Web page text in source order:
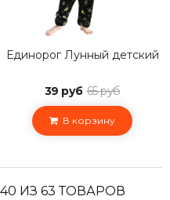
Единорог Лунный детский
39 руб 65 руб
В корзину
ИЗ 63 ТОВАРОВ